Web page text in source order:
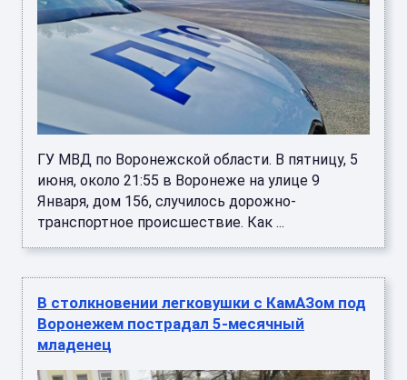
ГУ МВД по Воронежской области. В пятницу, 5
июня, около 21:55 в Воронеже на улице 9
Января, дом 156, случилось дорожно-
транспортное происшествие. Как ...
В столкновении легковушки с КамАЗом под
Воронежем пострадал 5-месячный
младенец